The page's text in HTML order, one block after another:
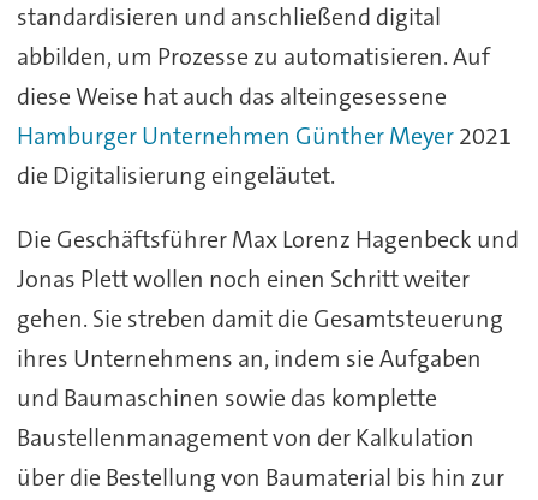
standardisieren und anschließend digital
abbilden, um Prozesse zu automatisieren. Auf
diese Weise hat auch das alteingesessene
Hamburger Unternehmen Günther Meyer2021
die Digitalisierung eingeläutet.
Die Geschäftsführer Max Lorenz Hagenbeck und
Jonas Plett wollen noch einen Schritt weiter
gehen. Sie streben damit die Gesamtsteuerung
ihres Unternehmens an, indem sie Aufgaben
und Baumaschinen sowie das komplette
Baustellenmanagement von der Kalkulation
über die Bestellung von Baumaterial bis hin zur